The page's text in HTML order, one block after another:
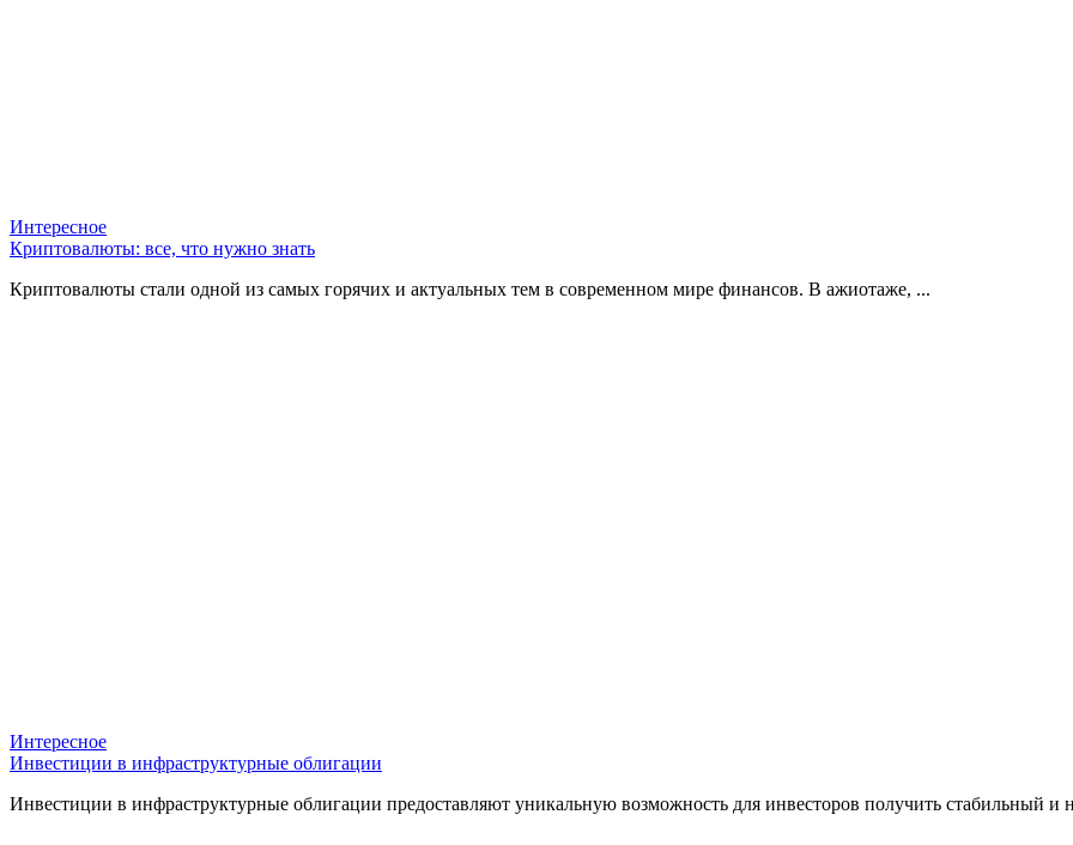
Интересное
Криптовалюты: все, что нужно знать
Криптовалюты стали одной из самых горячих и актуальных тем в современном мире финансов. В ажиотаже, ...
Интересное
Инвестиции в инфраструктурные облигации
Инвестиции в инфраструктурные облигации предоставляют уникальную возможность для инвесторов получить стабильный и